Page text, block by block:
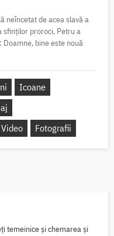
neîncetat de acea slavă a
sfinților proroci, Petru a
Doamne, bine este nouă
Icoane
Video Fotografii
temeinice și chemarea și